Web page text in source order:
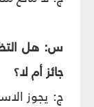
س: هل
جائز أم لا؟
ج: يجوز